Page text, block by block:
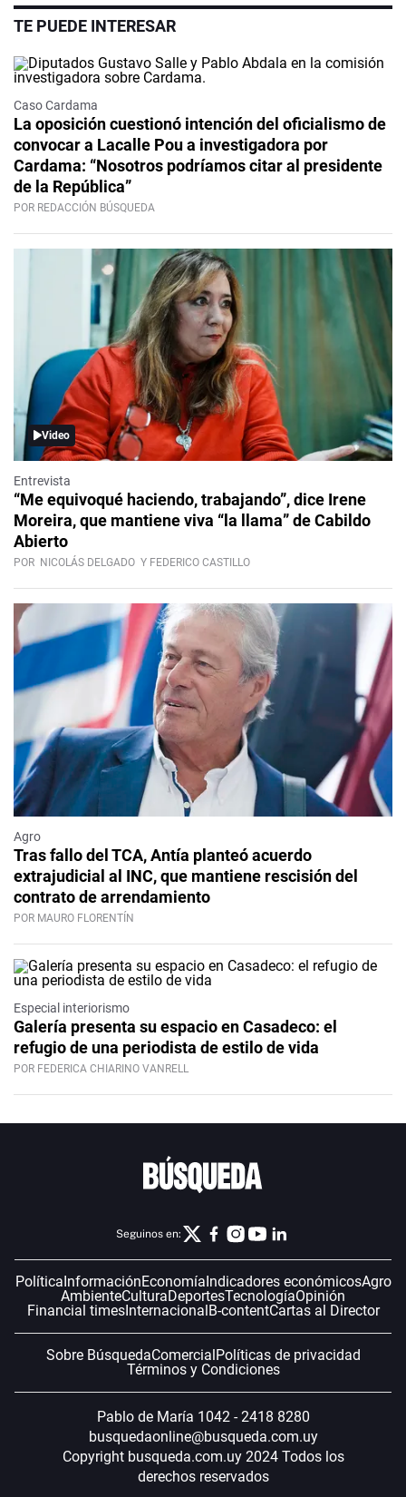
TE PUEDE INTERESAR
Caso Cardama
La oposición cuestionó intención del oficialismo de
convocar a Lacalle Pou a investigadora por
Cardama: “Nosotros podríamos citar al presidente
de la República”
POR REDACCIÓN BÚSQUEDA
Video
Entrevista
“Me equivoqué haciendo, trabajando”, dice Irene
Moreira, que mantiene viva “la llama” de Cabildo
Abierto
POR NICOLÁS DELGADO Y FEDERICO CASTILLO
Agro
Tras fallo del TCA, Antía planteó acuerdo
extrajudicial al INC, que mantiene rescisión del
contrato de arrendamiento
POR MAURO FLORENTÍN
Especial interiorismo
Galería presenta su espacio en Casadeco: el
refugio de una periodista de estilo de vida
POR FEDERICA CHIARINO VANRELL
Seguinos en:
PolíticaInformaciónEconomíaIndicadores económicosAgro
AmbienteCulturaDeportesTecnologíaOpinión
Financial timesInternacionalB-contentCartas al Director
Sobre BúsquedaComercialPolíticas de privacidad
Términos y Condiciones
Pablo de María 1042 - 2418 8280
busquedaonline@busqueda.com.uy
Copyright busqueda.com.uy 2024 Todos los
derechos reservados